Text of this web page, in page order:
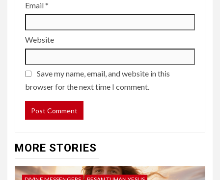
Email*
Website
Save my name, email, and website in this
browser for the next time I comment.
MORE STORIES